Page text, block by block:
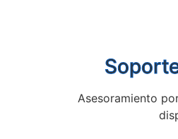
Asesoramiento